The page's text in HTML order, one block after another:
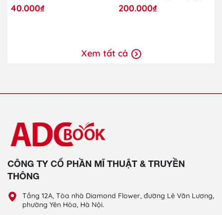
40.000₫ 200.000₫
Xem tất cả
CÔNG TY CỔ PHẦN MĨ THUẬT & TRUYỀN
THÔNG
Tầng 12A, Tòa nhà Diamond Flower, đường Lê Văn Lương,
phường Yên Hòa, Hà Nội.